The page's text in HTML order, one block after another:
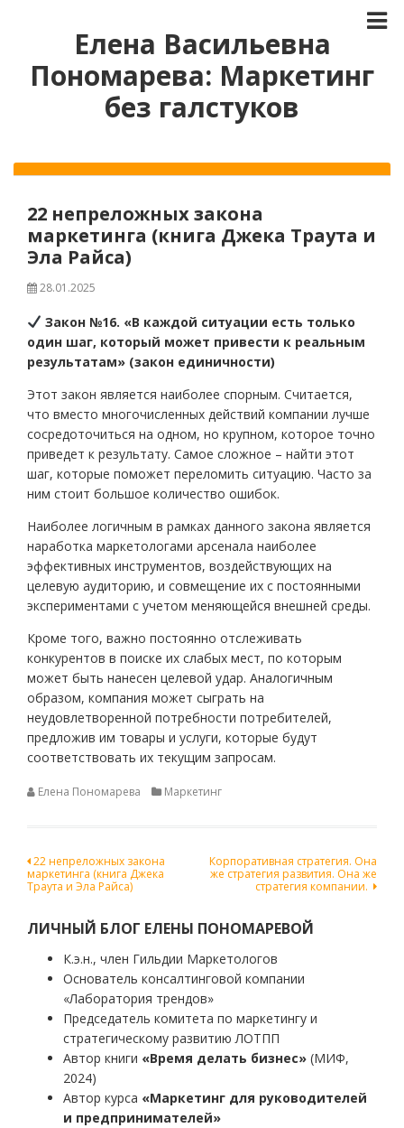
Елена Васильевна
Пономарева: Маркетинг
без галстуков
22 непреложных закона
маркетинга (книга Джека Траута и
Эла Райса)
28.01.2025
Закон №16. «В каждой ситуации есть только
один шаг, который может привести к реальным
результатам» (закон единичности)
Этот закон является наиболее спорным. Считается,
что вместо многочисленных действий компании лучше
сосредоточиться на одном, но крупном, которое точно
приведет к результату. Самое сложное – найти этот
шаг, которые поможет переломить ситуацию. Часто за
ним стоит большое количество ошибок.
Наиболее логичным в рамках данного закона является
наработка маркетологами арсенала наиболее
эффективных инструментов, воздействующих на
целевую аудиторию, и совмещение их с постоянными
экспериментами с учетом меняющейся внешней среды.
Кроме того, важно постоянно отслеживать
конкурентов в поиске их слабых мест, по которым
может быть нанесен целевой удар. Аналогичным
образом, компания может сыграть на
неудовлетворенной потребности потребителей,
предложив им товары и услуги, которые будут
соответствовать их текущим запросам.
Елена Пономарева Маркетинг
Навигация
по
записям
22 непреложных закона
маркетинга (книга Джека
Траута и Эла Райса)
Корпоративная стратегия. Она
же стратегия развития. Она же
стратегия компании.
ЛИЧНЫЙ БЛОГ ЕЛЕНЫ ПОНОМАРЕВОЙ
К.э.н., член Гильдии Маркетологов
Основатель консалтинговой компании
«Лаборатория трендов»
Председатель комитета по маркетингу и
стратегическому развитию ЛОТПП
Автор книги «Время делать бизнес» (МИФ,
2024)
Автор курса «Маркетинг для руководителей
и предпринимателей»